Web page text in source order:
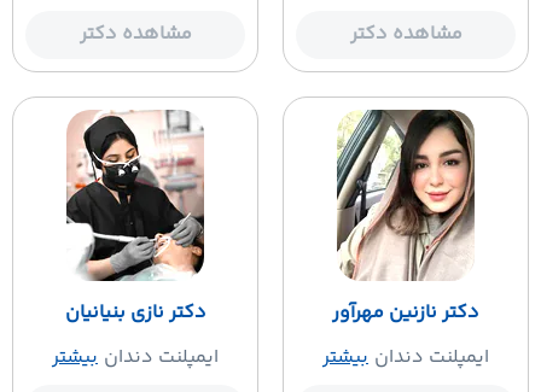
مشاهده دکتر
مشاهده دکتر
دکتر نازنین مهرآور
ایمپلنت دندان بیشتر
دکتر نازی بنیانیان
ایمپلنت دندان بیشتر